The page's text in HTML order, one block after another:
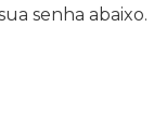
senha abaixo.